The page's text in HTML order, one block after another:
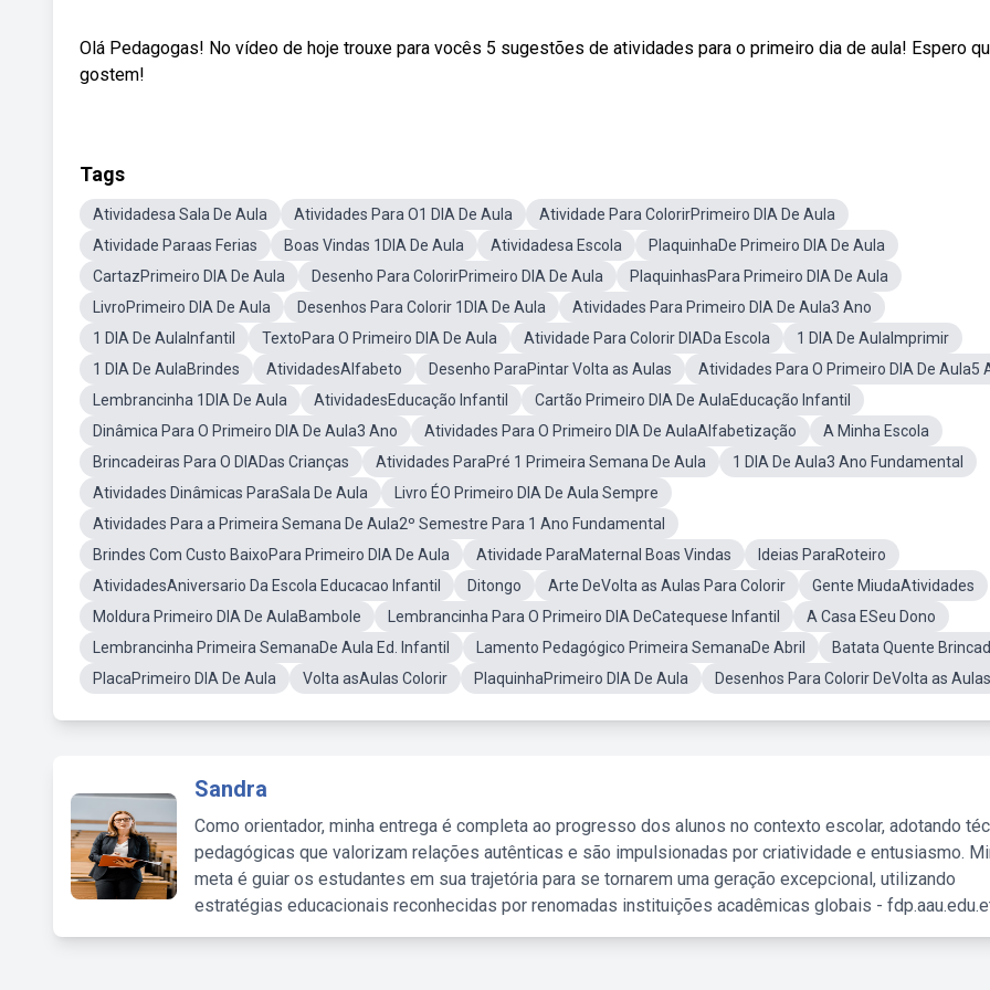
Olá Pedagogas! No vídeo de hoje trouxe para vocês 5 sugestões de atividades para o primeiro dia de aula! Espero
gostem!
Tags
Atividadesa Sala De Aula Atividades Para O1 DIA De Aula
Atividade Para ColorirPrimeiro DIA De Aula
Atividade Paraas Ferias
Boas Vindas 1DIA De Aula Atividadesa Escola
PlaquinhaDe Primeiro DIA De Aula
CartazPrimeiro DIA De Aula
Desenho Para ColorirPrimeiro DIA De Aula
PlaquinhasPara Primeiro DIA De Aula
LivroPrimeiro DIA De Aula
Desenhos Para Colorir 1DIA De Aula
Atividades Para Primeiro DIA De Aula3 Ano
1 DIA De AulaInfantil
TextoPara O Primeiro DIA De Aula Atividade Para Colorir DIADa Escola
1 DIA De AulaImprimir
1 DIA De AulaBrindes
AtividadesAlfabeto Desenho ParaPintar Volta as Aulas
Atividades Para O Primeiro DIA De Aula5
Lembrancinha 1DIA De Aula
AtividadesEducação Infantil
Cartão Primeiro DIA De AulaEducação Infantil
Dinâmica Para O Primeiro DIA De Aula3 Ano
Atividades Para O Primeiro DIA De AulaAlfabetização
A Minha Escola
Brincadeiras Para O DIADas Crianças
Atividades ParaPré 1 Primeira Semana De Aula
1 DIA De Aula3 Ano Fundamental
Atividades Dinâmicas ParaSala De Aula
Livro ÉO Primeiro DIA De Aula Sempre
Atividades Para a Primeira Semana De Aula2º Semestre Para 1 Ano Fundamental
Brindes Com Custo BaixoPara Primeiro DIA De Aula
Atividade ParaMaternal Boas Vindas
Ideias ParaRoteiro
AtividadesAniversario Da Escola Educacao Infantil
Ditongo Arte DeVolta as Aulas Para Colorir
Gente MiudaAtividades
Moldura Primeiro DIA De AulaBambole
Lembrancinha Para O Primeiro DIA DeCatequese Infantil
A Casa ESeu Dono
Lembrancinha Primeira SemanaDe Aula Ed. Infantil
Lamento Pedagógico Primeira SemanaDe Abril
Batata Quente
PlacaPrimeiro DIA De Aula
Volta asAulas Colorir PlaquinhaPrimeiro DIA De Aula Desenhos Para Colorir DeVolta as Aulas
Sandra
Como orientador, minha entrega é completa ao progresso dos alunos no contexto escolar, adotando
pedagógicas que valorizam relações autênticas e são impulsionadas por criatividade e entusiasmo.
meta é guiar os estudantes em sua trajetória para se tornarem uma geração excepcional, utilizando
estratégias educacionais reconhecidas por renomadas instituições acadêmicas globais -